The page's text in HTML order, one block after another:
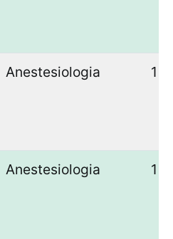
Anestesiologia 1
Anestesiologia 1